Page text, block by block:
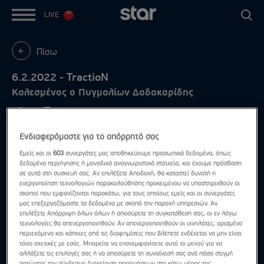
LIVE
Πίσω
6.2.2022 - TractioN
Καλεσμένος ο Πυγμαλίων Δαδακαρίδης
Ενδιαφερόμαστε για το απόρρητό σας
Εμείς και οι603 συνεργάτες μας αποθηκεύουμε προσωπικά δεδομένα, όπως
δεδομένα περιήγησης ή μοναδικά αναγνωριστικά στοιχεία, και έχουμε πρόσβαση
σε αυτά στη συσκευή σας. Αν επιλέξετε Αποδοχή, θα καταστεί δυνατή η
ενεργοποίηση τεχνολογιών παρακολούθησης προκειμένου να υποστηριχθούν οι
σκοποί που εμφανίζονται παρακάτω, για τους οποίους εμείς και οι συνεργάτες
μας επεξεργαζόμαστε τα δεδομένα με σκοπό την παροχή υπηρεσιών. Αν
επιλέξετε Απόρριψη όλων όλων ή αποσύρετε τη συγκατάθεσή σας, οι εν λόγω
τεχνολογίες θα απενεργοποιηθούν. Αν απενεργοποιηθούν οι ιχνηλάτες, ορισμένο
περιεχόμενο και κάποιες από τις διαφημίσεις που βλέπετε ενδέχεται να μην είναι
τόσο σχετικές με εσάς. Μπορείτε να επανεμφανίσετε αυτό το μενού για να
αλλάξετε τις επιλογές σας ή να αποσύρετε τη συναίνεσή σας ανά πάσα στιγμή